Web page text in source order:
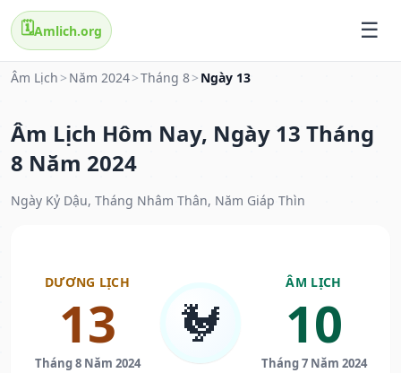
🗓️Amlich.org
Âm Lịch > Năm 2024>Tháng 8> Ngày 13
Âm Lịch Hôm Nay, Ngày 13 Tháng
8 Năm 2024
Ngày Kỷ Dậu, Tháng Nhâm Thân, Năm Giáp Thìn
DƯƠNG LỊCH
13
Tháng 8 Năm 2024
🐓
ÂM LỊCH
10
Tháng 7 Năm 2024